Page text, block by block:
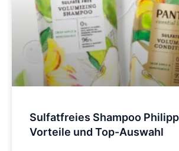
Sulfatfreies Shampoo
Vorteile und Top-Auswahl